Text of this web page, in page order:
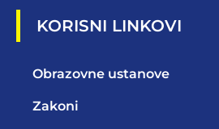
KORISNI LINKOVI
Obrazovne ustanove
Zakoni